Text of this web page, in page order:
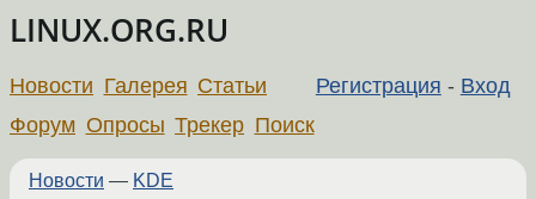
LINUX.ORG.RU
Регистрация - Вход
Новости Галерея Статьи
Форум Опросы Трекер Поиск
Новости — KDE